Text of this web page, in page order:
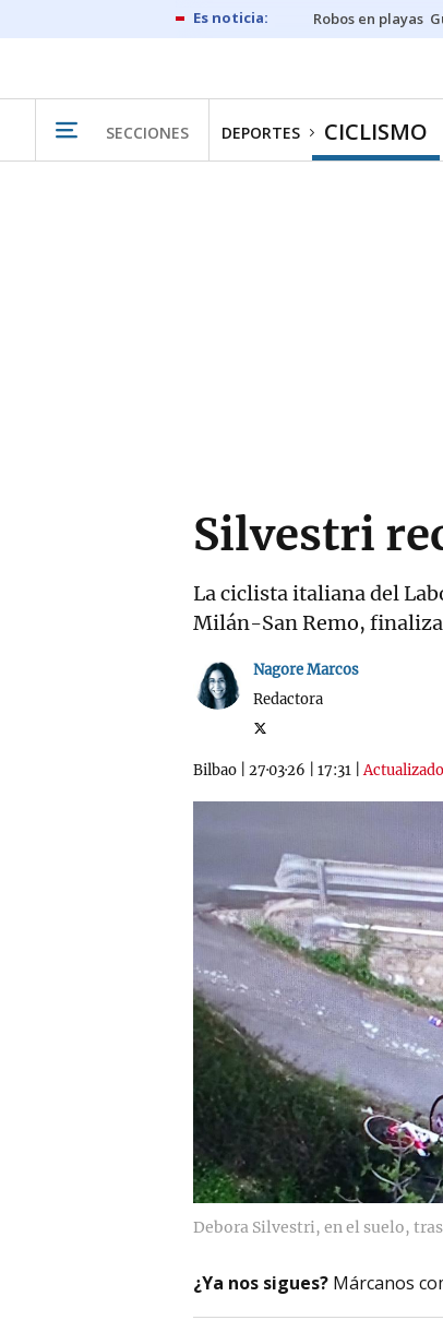
Robos en playas
SECCIONES DEPORTES CICLISMO
Silvestri
La ciclista italiana del
Milán-San Remo,
Nagore Marcos
Redactora
Bilbao 27·03·26 17:31 |
Debora Silvestri, en el suelo,
¿Ya nos sigues? Márcanos